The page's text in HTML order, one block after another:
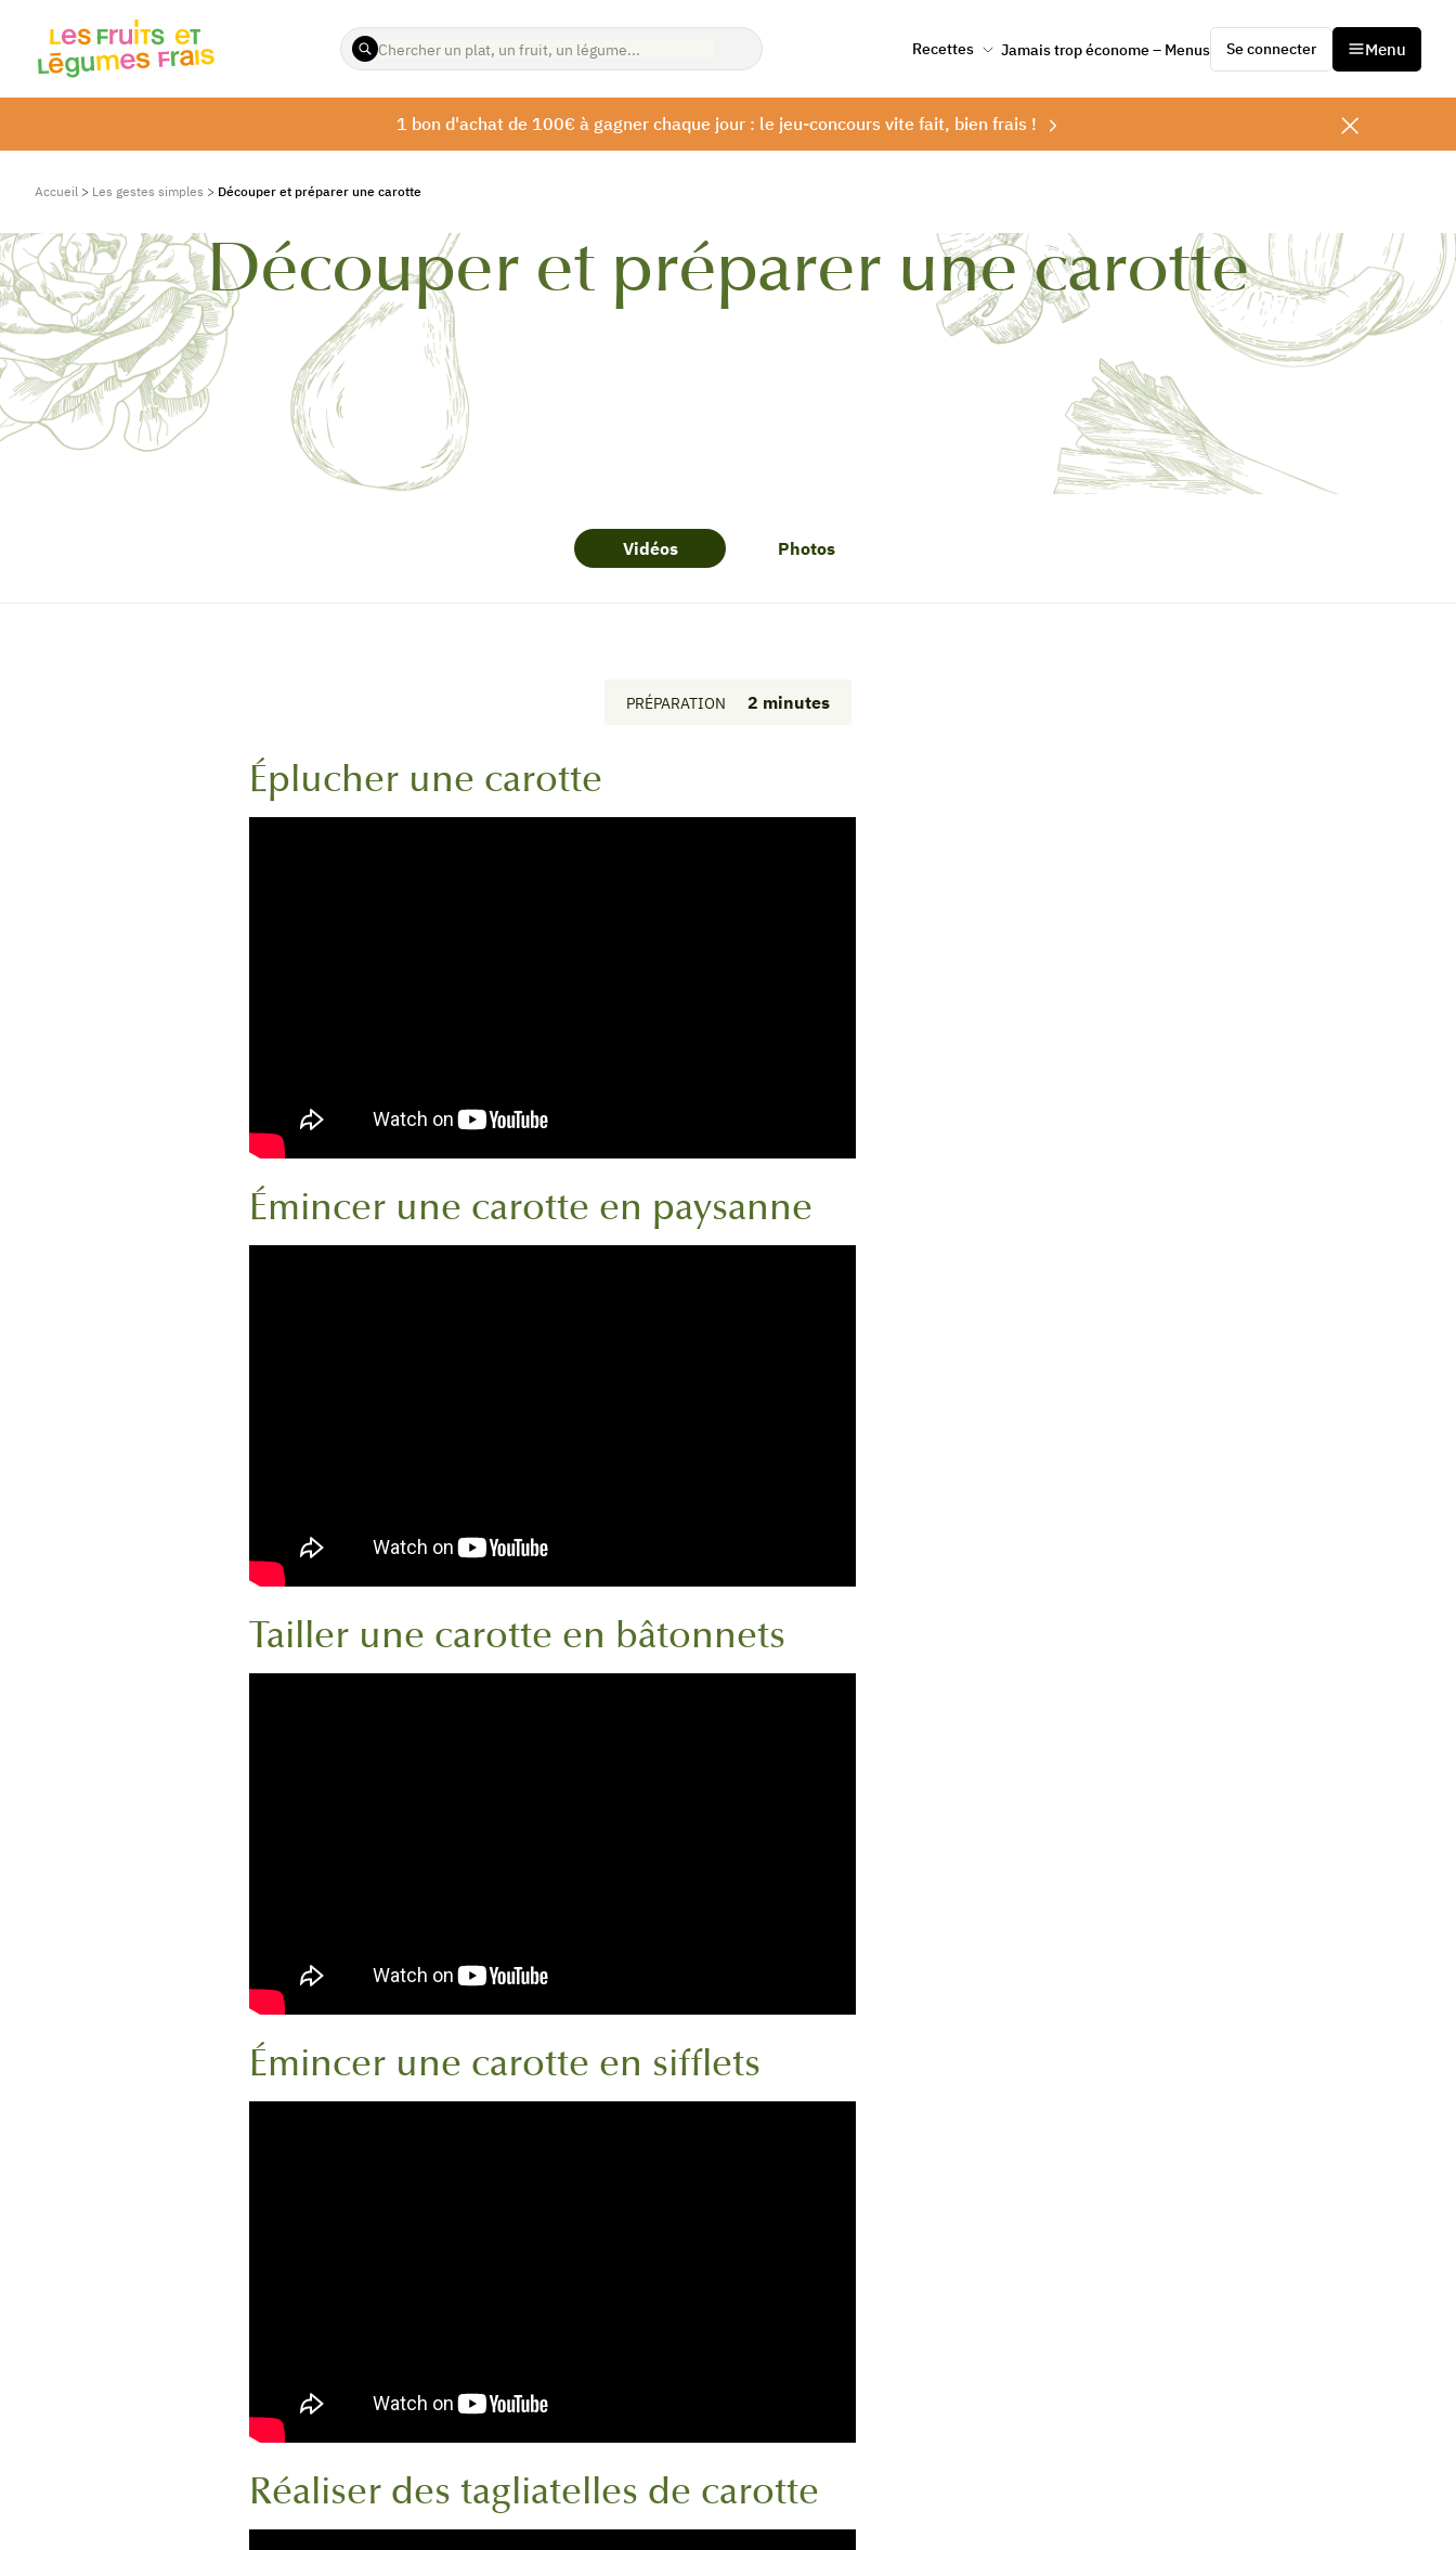
ENTREZ
LES
RECHERCHER
Recettes Jamais trop économe – Menus Se connecter Menu
1 bon d'achat de 100€ à gagner chaque jour : le jeu-concours vite fait, bien frais !
Accueil > Les gestes simples > Découper et préparer une carotte
Découper et préparer une carotte
Vidéos Photos
PRÉPARATION 2 minutes
Éplucher une carotte
Émincer une carotte en paysanne
Tailler une carotte en bâtonnets
Émincer une carotte en sifflets
Réaliser des tagliatelles de carotte